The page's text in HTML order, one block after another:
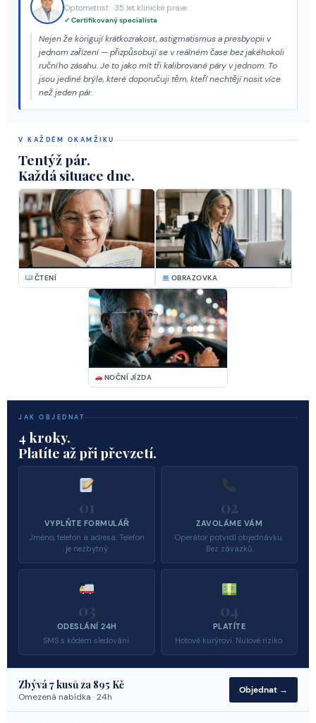
Optometrist · 35 let klinické praxe
✓ Certifikovaný specialista
Nejen že korigují krátkozrakost, astigmatismus a presbyopii v
jednom zařízení — přizpůsobují se v reálném čase bez jakéhokoli
ručního zásahu. Je to jako mít tři kalibrované páry v jednom. To
jsou jediné brýle, které doporučuji těm, kteří nechtějí nosit více
než jeden pár.
V KAŽDÉM OKAMŽIKU
Tentýž pár.
Každá situace dne.
ČTENÍ OBRAZOVKA
NOČNÍ JÍZDA
JAK OBJEDNAT
4 kroky.
Platíte až při převzetí.
01
VYPLŇTE FORMULÁŘ
Jméno, telefon a adresa. Telefon
je nezbytný.
02
ZAVOLÁME VÁM
Operátor potvrdí objednávku.
Bez závazků.
03
ODESLÁNÍ 24H
SMS s kódem sledování.
04
PLATÍTE
Hotově kurýrovi. Nulové riziko.
Zbývá 7kusů za 895 Kč
Omezená nabídka · 24h
Objednat →